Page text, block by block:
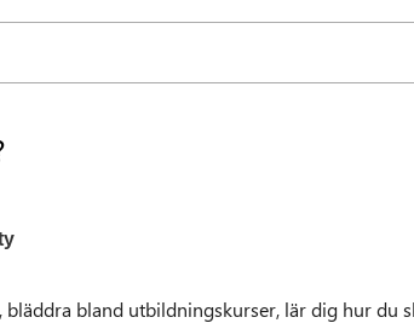
bland utbildningskurser, lär dig hur du